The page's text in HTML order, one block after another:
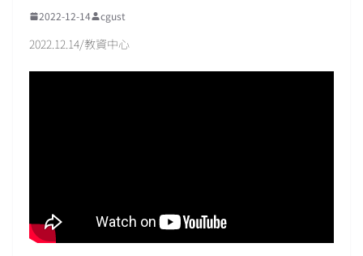
2022-12-14 cgust
2022.12.14/教資中心